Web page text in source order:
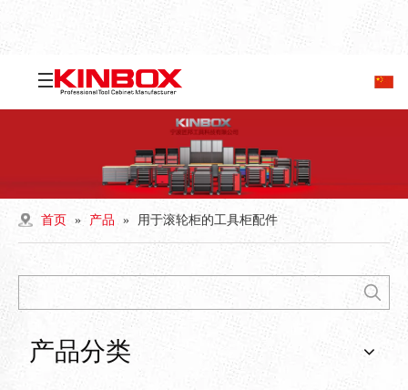
首页 » 产品 » 用于滚轮柜的工具柜配件
产品分类